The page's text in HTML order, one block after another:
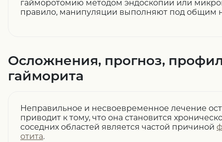
гайморотомию методом эндоскопии или
правило, манипуляции выполняют под общим
Осложнения, прогноз,
гайморита
Неправильное и несвоевременное лечение
приводит к тому, что она становится
соседних областей является частой причиной
отита.